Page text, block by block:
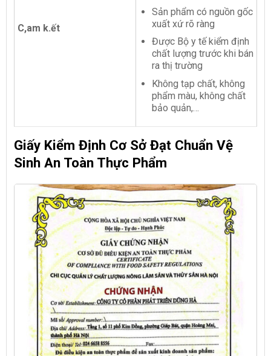
C,am k.ết
Sản phẩm có nguồn gốc
xuất xứ rõ ràng
Được Bộ y tế kiểm định
chất lượng trước khi bán
ra thị trường
Không tạp chất, không
phẩm màu, không chất
bảo quản,…
Giấy Kiểm Định Cơ Sở Đạt Chuẩn Vệ
Sinh An Toàn Thực Phẩm